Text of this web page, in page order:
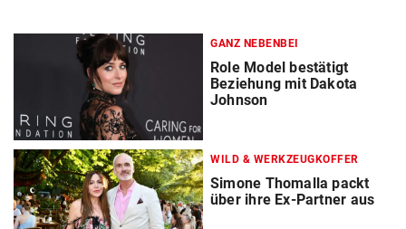
GANZ NEBENBEI
Role Model bestätigt
Beziehung mit Dakota
Johnson
WILD & WERKZEUGKOFFER
Simone Thomalla packt
über ihre Ex-Partner aus